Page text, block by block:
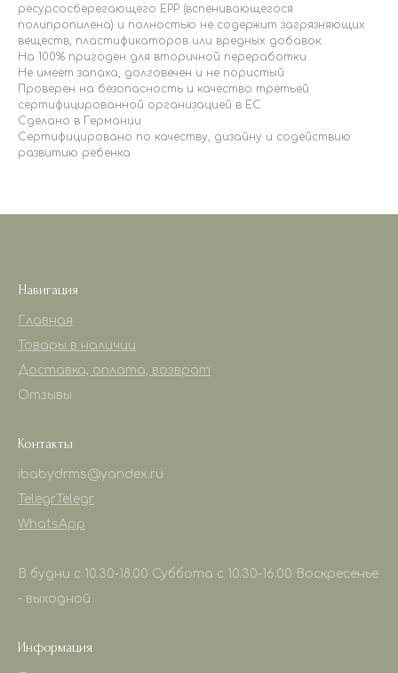
ресурсосберегающего EPP (вспенивающегося
полипропилена) и полностью не содержит загрязняющих
веществ, пластификаторов или вредных добавок.
На 100% пригоден для вторичной переработки
Не имеет запаха, долговечен и не пористый
Проверен на безопасность и качество третьей
сертифицированной организацией в ЕС
Сделано в Германии
Сертифицировано по качеству, дизайну и содействию
развитию ребенка
Навигация
Главная
Товары в наличии
Доставка, оплата, возврат
Отзывы
Контакты
ibabydrms@yandex.ru
TelegrTelegr
WhatsApp
В будни с 10.30-18.00 Суббота с 10.30-16.00 Воскресенье
- выходной
Информация